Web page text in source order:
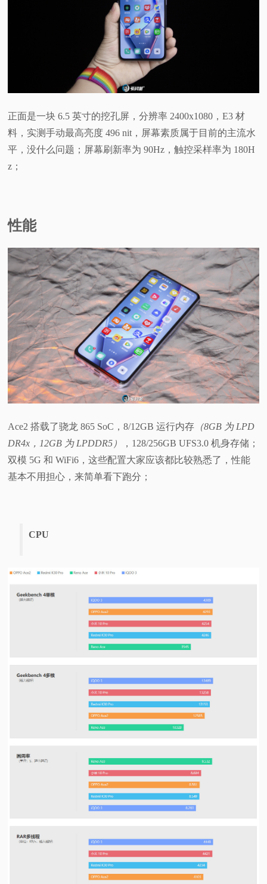
正面是一块 6.5 英寸的挖孔屏，分辨率 2400x1080，E3 材
料，实测手动最高亮度 496 nit，屏幕素质属于目前的主流水
平，没什么问题；屏幕刷新率为 90Hz，触控采样率为 180H
z；
性能
Ace2 搭载了骁龙 865 SoC，8/12GB 运行内存 （8GB 为 LPD
DR4x，12GB 为 LPDDR5）
，128/256GB UFS3.0 机身存储；
双模 5G 和 WiFi6，这些配置大家应该都比较熟悉了，性能
基本不用担心，来简单看下跑分；
CPU